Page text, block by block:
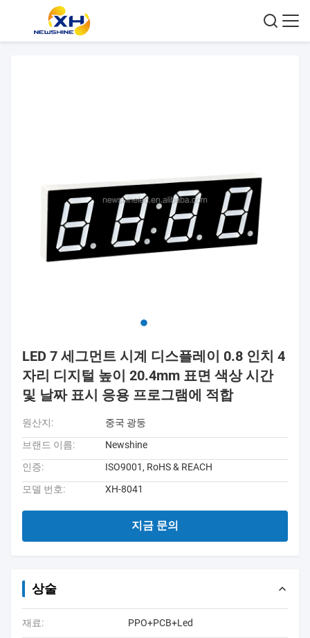
LED 7 세그먼트 시계 디스플레이 0.8 인치 4
자리 디지털 높이 20.4mm 표면 색상 시간
및 날짜 표시 응용 프로그램에 적합
원산지:
중국 광둥
브랜드 이름:
Newshine
인증:
ISO9001, RoHS & REACH
모델 번호:
XH-8041
지금 문의
상술
재료: PPO+PCB+Led